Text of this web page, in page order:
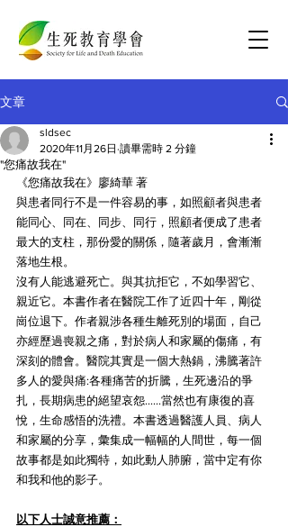
文章
"您痛故我在"
sldsec
2020年11月26日 讀畢需時 2 分鐘
《您痛故我在》廖綺華 著
與患者同行不是一件容易的事，如照顧者與患者
能同心、同在、同步、同行，照顧者便成了患者
最大的支柱，那份愛的關係，隨著歲月，會漸漸
落地生根。
沒有人能逃避死亡。與其抗拒它，不如學習它、
親近它。本書作者在醫院工作了近四十年，剛從
崗位退下。作者親涉各種生離死別的場面，自己
亦經歷過喪親之痛，對於病人和家屬的傷痛，有
深刻的體會。醫院其實是一個大熱鍋，沸騰著許
多人的愛與痛:各種痛苦的折騰，生死邊沿的爭
扎，長期病患的絕望哀怨……當然也有康復的喜
悅，生命感悟的洗禮。本書透過醫護人員、病人
和家屬的分享，彙集成一幅幅的人間世，每一個
故事都是如此獨特，如此動人肺腑，當中定有你
和我和他的影子。
以下人士誠意推薦：